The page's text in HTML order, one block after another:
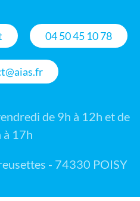
04 50 45 10 78
de 9h à 12h et de
à 17h
- 74330 POISY